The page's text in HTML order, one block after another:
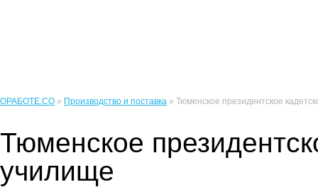
ОРАБОТЕ.CO » Производство и поставка » Тюменское президентское
Тюменское
училище